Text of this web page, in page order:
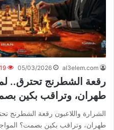
al3elem.com
05/03/2026
رقعة الشطرنج تحترق..
طهران، وتراقب بكين
الشرارة واللاعبون رقعة الشطرنج
طهران، وتراقب بكين بصمت؟